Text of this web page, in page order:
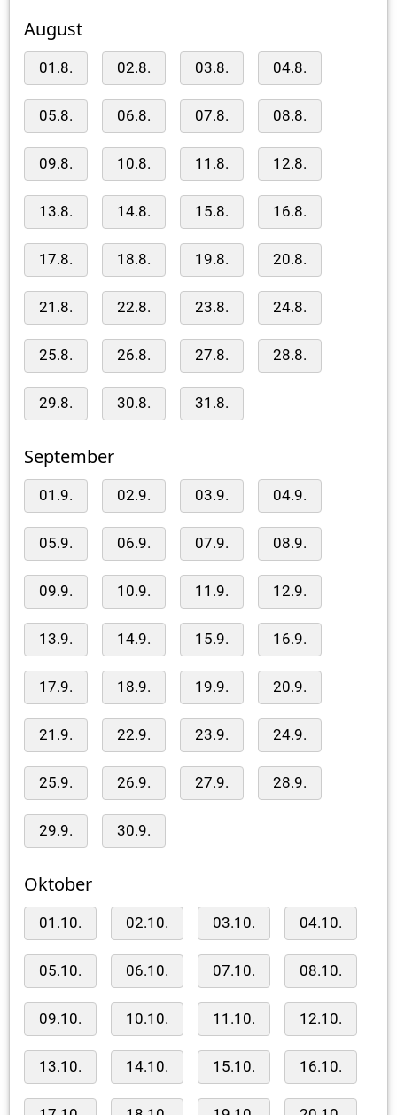
August
01.8. 02.8. 03.8. 04.8.
05.8. 06.8. 07.8. 08.8.
09.8. 10.8. 11.8. 12.8.
13.8. 14.8. 15.8. 16.8.
17.8. 18.8. 19.8. 20.8.
21.8. 22.8. 23.8. 24.8.
25.8. 26.8. 27.8. 28.8.
29.8. 30.8. 31.8.
September
01.9. 02.9. 03.9. 04.9.
05.9. 06.9. 07.9. 08.9.
09.9. 10.9. 11.9. 12.9.
13.9. 14.9. 15.9. 16.9.
17.9. 18.9. 19.9. 20.9.
21.9. 22.9. 23.9. 24.9.
25.9. 26.9. 27.9. 28.9.
29.9. 30.9.
Oktober
01.10. 02.10. 03.10. 04.10.
05.10. 06.10. 07.10. 08.10.
09.10. 10.10. 11.10. 12.10.
13.10. 14.10. 15.10. 16.10.